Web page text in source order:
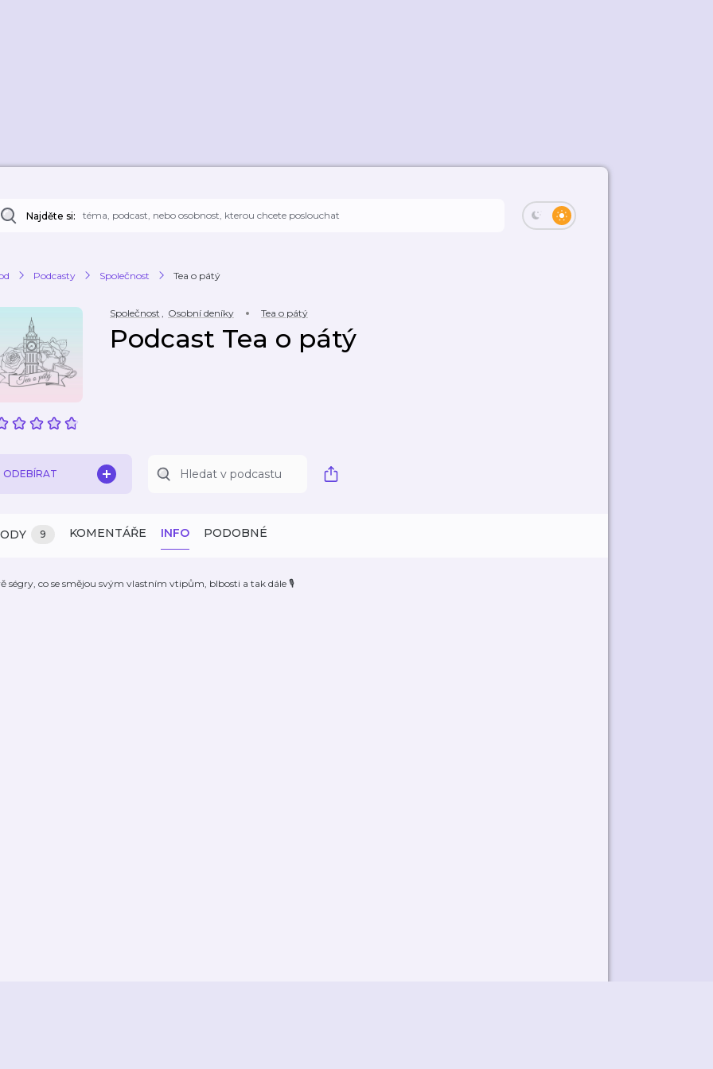
Najděte si:
Podcasty Společnost Tea o pátý
Společnost , Osobní deníky Tea o pátý
Podcast Tea o pátý
ODEBÍRAT
9 KOMENTÁŘE INFO PODOBNÉ
ségry, co se smějou svým vlastním vtipům, blbosti a tak dále 🎙️